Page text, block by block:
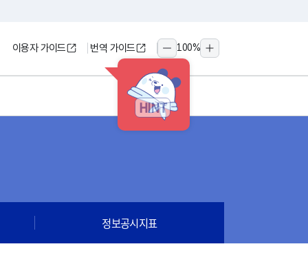
HINT
이용자 가이드 번역 가이드
축소
100%
확대
정보공시지표